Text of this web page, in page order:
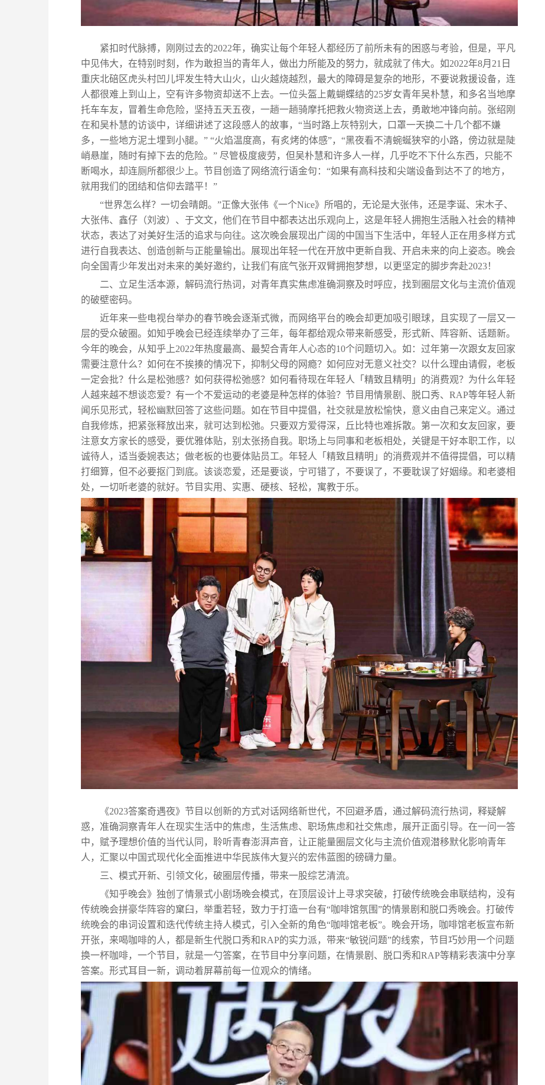
紧扣时代脉搏，刚刚过去的2022年，确实让每个年轻人都经历了前所未有的困惑与考验，但是，平凡
中见伟大，在特别时刻，作为敢担当的青年人，做出力所能及的努力，就成就了伟大。如2022年8月21日
重庆北碚区虎头村凹儿坪发生特大山火，山火越烧越烈，最大的障碍是复杂的地形，不要说救援设备，连
人都很难上到山上，空有许多物资却送不上去。一位头盔上戴蝴蝶结的25岁女青年吴朴慧，和多名当地摩
托车车友，冒着生命危险，坚持五天五夜，一趟一趟骑摩托把救火物资送上去，勇敢地冲锋向前。张绍刚
在和吴朴慧的访谈中，详细讲述了这段感人的故事，“当时路上灰特别大，口罩一天换二十几个都不嫌
多，一些地方泥土埋到小腿。” “火焰温度高，有炙烤的体感”，“黑夜看不清蜿蜒狭窄的小路，傍边就是陡
峭悬崖，随时有掉下去的危险。” 尽管极度疲劳，但吴朴慧和许多人一样，几乎吃不下什么东西，只能不
断喝水，却连厕所都很少上。节目创造了网络流行语金句：“如果有高科技和尖端设备到达不了的地方，
就用我们的团结和信仰去踏平！”
“世界怎么样？一切会晴朗。”正像大张伟《一个Nice》所唱的，无论是大张伟，还是李诞、宋木子、
大张伟、鑫仔（刘波）、于文文，他们在节目中都表达出乐观向上，这是年轻人拥抱生活融入社会的精神
状态，表达了对美好生活的追求与向往。这次晚会展现出广阔的中国当下生活中，年轻人正在用多样方式
进行自我表达、创造创新与正能量输出。展现出年轻一代在开放中更新自我、开启未来的向上姿态。晚会
向全国青少年发出对未来的美好邀约，让我们有底气张开双臂拥抱梦想，以更坚定的脚步奔赴2023！
二、立足生活本源，解码流行热词，对青年真实焦虑准确洞察及时呼应，找到圈层文化与主流价值观
的破壁密码。
近年来一些电视台举办的春节晚会逐渐式微，而网络平台的晚会却更加吸引眼球，且实现了一层又一
层的受众破圈。如知乎晚会已经连续举办了三年，每年都给观众带来新感受，形式新、阵容新、话题新。
今年的晚会，从知乎上2022年热度最高、最契合青年人心态的10个问题切入。如：过年第一次跟女友回家
需要注意什么？如何在不挨揍的情况下，抑制父母的网瘾？如何应对无意义社交？以什么理由请假，老板
一定会批？什么是松弛感？如何获得松弛感？如何看待现在年轻人「精致且精明」的消费观？为什么年轻
人越来越不想谈恋爱？有一个不爱运动的老婆是种怎样的体验？节目用情景剧、脱口秀、RAP等年轻人新
闻乐见形式，轻松幽默回答了这些问题。如在节目中提倡，社交就是放松愉快，意义由自己来定义。通过
自我修炼，把紧张释放出来，就可达到松弛。只要双方爱得深，丘比特也难拆散。第一次和女友回家，要
注意女方家长的感受，要优雅体贴，别太张扬自我。职场上与同事和老板相处，关键是干好本职工作，以
诚待人，适当委婉表达；做老板的也要体贴员工。年轻人「精致且精明」的消费观并不值得提倡，可以精
打细算，但不必要抠门到底。该谈恋爱，还是要谈，宁可错了，不要误了，不要耽误了好姻缘。和老婆相
处，一切听老婆的就好。节目实用、实惠、硬核、轻松，寓教于乐。
《2023答案奇遇夜》节目以创新的方式对话网络新世代，不回避矛盾，通过解码流行热词，释疑解
惑，准确洞察青年人在现实生活中的焦虑，生活焦虑、职场焦虑和社交焦虑，展开正面引导。在一问一答
中，赋予理想价值的当代认同，聆听青春澎湃声音，让正能量圈层文化与主流价值观潜移默化影响青年
人，汇聚以中国式现代化全面推进中华民族伟大复兴的宏伟蓝图的磅礴力量。
三、模式开新、引领文化，破圈层传播，带来一股综艺清流。
《知乎晚会》独创了情景式小剧场晚会模式，在顶层设计上寻求突破，打破传统晚会串联结构，没有
传统晚会拼豪华阵容的窠臼，举重若轻，致力于打造一台有“咖啡馆氛围”的情景剧和脱口秀晚会。打破传
统晚会的串词设置和迭代传统主持人模式，引入全新的角色“咖啡馆老板”。晚会开场，咖啡馆老板宣布新
开张，来喝咖啡的人，都是新生代脱口秀和RAP的实力派，带来“敏锐问题”的线索，节目巧妙用一个问题
换一杯咖啡，一个节目，就是一勺答案，在节目中分享问题，在情景剧、脱口秀和RAP等精彩表演中分享
答案。形式耳目一新，调动着屏幕前每一位观众的情绪。